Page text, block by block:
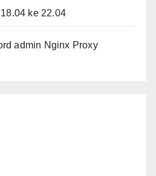
ke 22.04
admin Nginx Proxy